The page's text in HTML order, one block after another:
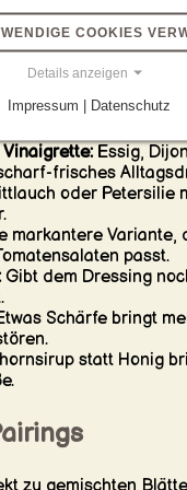
einmal emulgieren:
mit der Zeit leicht
Essig,
frisches
oder Petersilie
markantere Variante,
passt.
Gibt dem Dressing
Schärfe bringt
statt Honig
COOKIES
Details anzeigen
Impressum | Datenschutz